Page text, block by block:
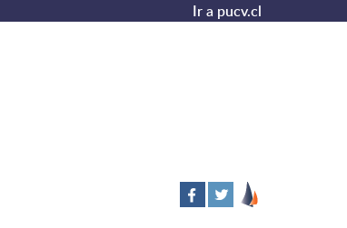
Ir a pucv.cl